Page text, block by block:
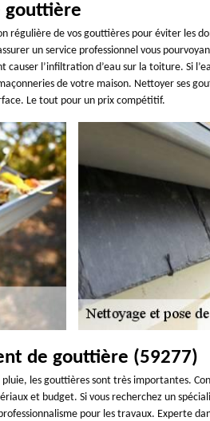
gouttière
régulière de vos gouttières pour éviter les
un service professionnel vous
l’infiltration d’eau sur la toiture. Si
de votre maison. Nettoyer ses
Le tout pour un prix compétitif.
de gouttière (59277)
pluie, les gouttières sont très importantes.
et budget. Si vous recherchez un
pour les travaux. Experte